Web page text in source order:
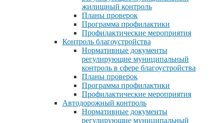
жилищный контроль
Планы проверок
Программа профилактики
Профилактические мероприятия
Контроль благоустройства
Нормативные документы
регулирующие муниципальный
контроль в сфере благоустройства
Планы проверок
Программа профилактики
Профилактические мероприятия
Автодорожный контроль
Нормативные документы
регулирующие муниципальный